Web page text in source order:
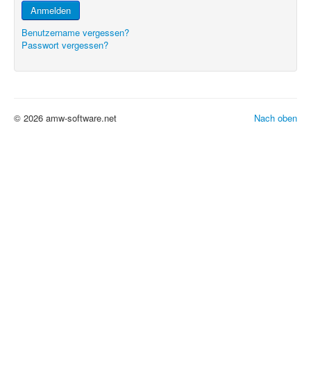
Anmelden
Benutzername vergessen?
Passwort vergessen?
Nach oben
© 2026 amw-software.net